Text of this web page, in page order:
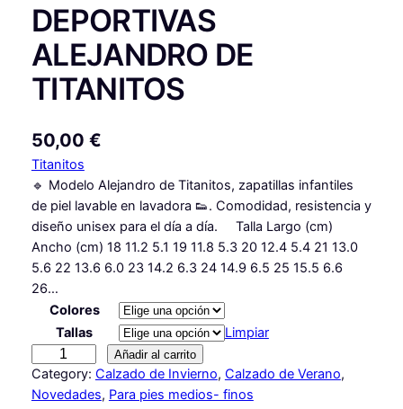
DEPORTIVAS
ALEJANDRO DE
TITANITOS
50,00 €
Titanitos
🔹 Modelo Alejandro de Titanitos, zapatillas infantiles
de piel lavable en lavadora 👟. Comodidad, resistencia y
diseño unisex para el día a día. Talla Largo (cm)
Ancho (cm) 18 11.2 5.1 19 11.8 5.3 20 12.4 5.4 21 13.0
5.6 22 13.6 6.0 23 14.2 6.3 24 14.9 6.5 25 15.5 6.6
26…
Colores
Tallas
Limpiar
E
P
Añadir al carrito
Category: Calzado de Invierno, Calzado de Verano
Novedades, Para pies medios- finos